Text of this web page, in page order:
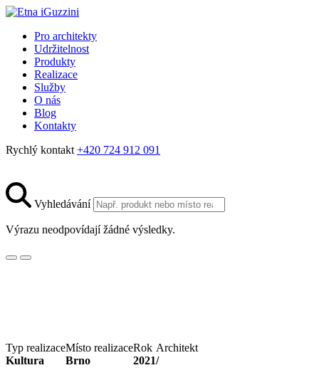
Pro architekty
Udržitelnost
Produkty
Realizace
Služby
O nás
Blog
Kontakty
Rychlý kontakt +420 724 912 091
Vyhledávání
Výrazu neodpovídají žádné výsledky.
Typ realizace
Kultura
Místo realizace
Brno
Rok
2021
Architekt
/